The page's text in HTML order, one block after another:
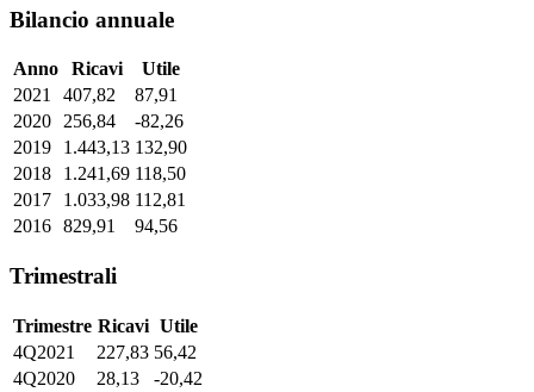
Bilancio annuale
Anno Ricavi
Utile
2021
407,82
87,91
2020
256,84
-82,26
2019
1.443,13 132,90
2018
1.241,69 118,50
2017
1.033,98 112,81
2016 829,91 94,56
Trimestrali
Trimestre Ricavi Utile
4Q2021
227,83 56,42
4Q2020
28,13
-20,42